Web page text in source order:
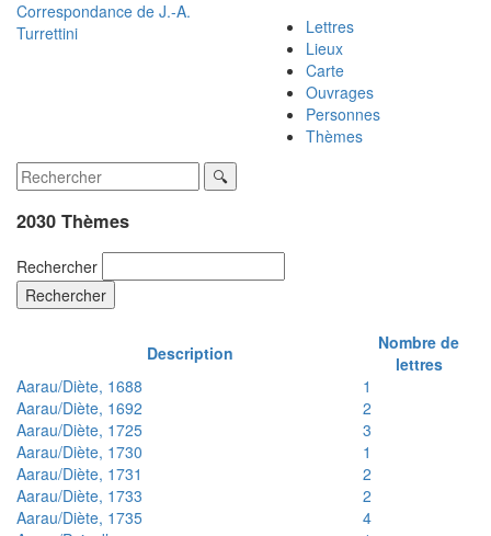
Correspondance de J.-A.
Turrettini
Lettres
Lieux
Carte
Ouvrages
Personnes
Thèmes
2030 Thèmes
Rechercher
Rechercher
Description
Nombre de
lettres
Aarau/Diète, 1688
1
Aarau/Diète, 1692
2
Aarau/Diète, 1725
3
Aarau/Diète, 1730
1
Aarau/Diète, 1731
2
Aarau/Diète, 1733
2
Aarau/Diète, 1735
4